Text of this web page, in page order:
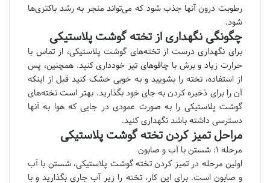
رطوبت درون آنها جذب شود که می‌تواند منجر به رشد باکتری‌ها
شود.
چگونگی نگهداری از تخته گوشت پلاستیکی
برای نگهداری درست از تخته‌های گوشت پلاستیکی، از تماس با
حرارت زیاد و برش با چاقوهای تیز خودداری کنید. همچنین، پس
از استفاده، تخته را بشویید و به خوبی خشک کنید قبل از اینکه
آن را برای ذخیره کردن به جای خود بگذارید. بهتر است تخته‌های
گوشت پلاستیکی را به صورت عمودی در جایی که هوا به آنها
دسترسی داشته باشد نگهداری کنید.
مراحل تمیز کردن تخته گوشت پلاستیکی
مرحله ۱: شستن با آب و صابون
اولین مرحله در تمیز کردن تخته گوشت پلاستیکی، شستن با آب
و صابون است. برای این کار، تخته را زیر آب جاری بگذارید و با